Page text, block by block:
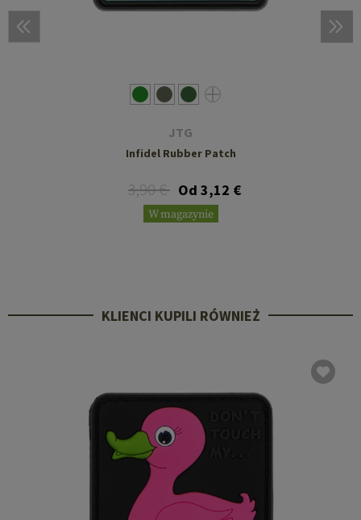
JTG
Infidel Rubber Patch
3,90 € Od 3,12 €
W magazynie
KLIENCI KUPILI RÓWNIEŻ